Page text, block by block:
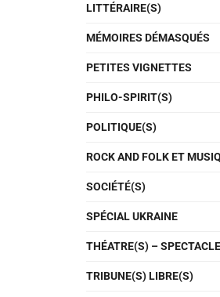
LITTÉRAIRE(S)
MÉMOIRES DÉMASQUÉS
PETITES VIGNETTES
PHILO-SPIRIT(S)
POLITIQUE(S)
ROCK AND FOLK ET
SOCIÉTÉ(S)
SPÉCIAL UKRAINE
THÉATRE(S) –
TRIBUNE(S) LIBRE(S)